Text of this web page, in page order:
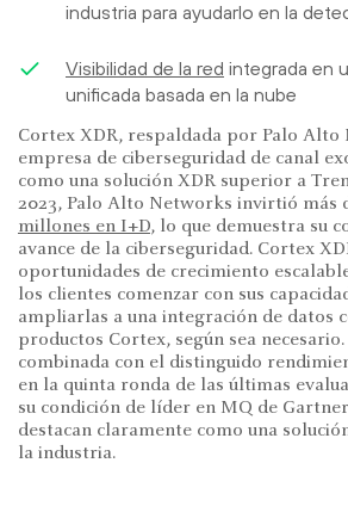
industria para ayudarlo en la
Visibilidad de la red integrada en
unificada basada en la nube
Cortex XDR, respaldada por Palo
empresa de ciberseguridad de canal
como una solución XDR superior a
2023, Palo Alto Networks invirtió más
millones en I+D, lo que demuestra su
avance de la ciberseguridad. Cortex
oportunidades de crecimiento
los clientes comenzar con sus
ampliarlas a una integración de datos
productos Cortex, según sea
combinada con el distinguido
en la quinta ronda de las últimas
su condición de líder en MQ de
destacan claramente como una
la industria.